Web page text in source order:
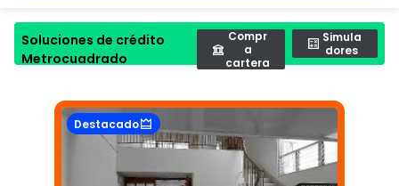
Soluciones de crédito
Metrocuadrado
Compr
a
cartera
Simula
dores
Destacado